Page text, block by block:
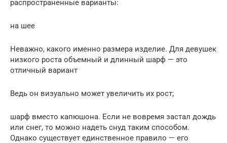
распространенные варианты:
на шее
Неважно, какого именно размера изделие. Для девушек
низкого роста объемный и длинный шарф — это
отличный вариант
Ведь он визуально может увеличить их рост;
шарф вместо капюшона. Если не вовремя застал дождь
или снег, то можно надеть снуд таким способом.
Однако существует единственное правило — его